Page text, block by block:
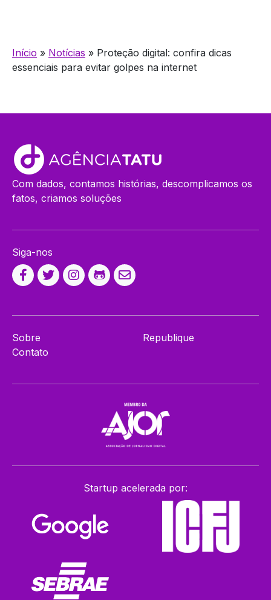
Início » Notícias » Proteção digital: confira dicas
essenciais para evitar golpes na internet
Com dados, contamos histórias, descomplicamos os
fatos, criamos soluções
Siga-nos
Sobre
Contato
Republique
Startup acelerada por: